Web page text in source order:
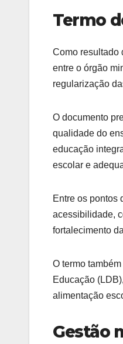
Termo
Como resultado
entre o órgão
regularização
O documento
qualidade do
educação
escolar e
Entre os pontos
acessibilidade,
fortalecimento
O termo
Educação
alimentação
Gestão